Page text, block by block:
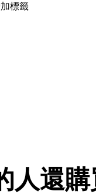
標籤
人還